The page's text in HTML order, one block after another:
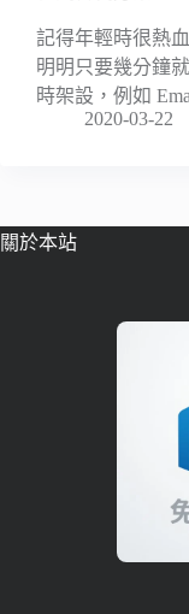
記得年輕時很熱
明明只要幾分鐘
時架設，例如
2020-03-22
關於本站